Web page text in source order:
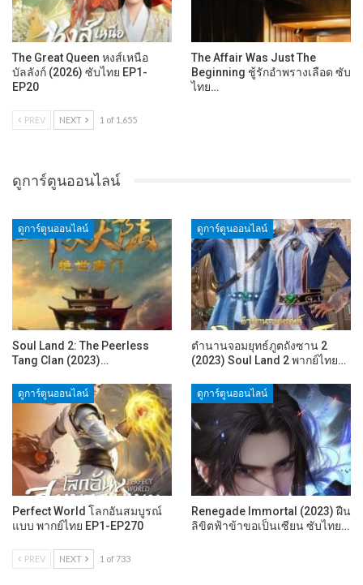
The Great Queen หงส์เหนือ
บัลลังก์ (2026) ซับไทย EP1-
EP20
The Affair Was Just The
Beginning ชู้รักอำพรางเลือด ซับ
ไทย…
PREV NEXT 1 of 1,655
ดูการ์ตูนออนไลน์
ดูการ์ตูนออนไลน์
Soul Land 2: The Peerless
Tang Clan (2023)…
ดูการ์ตูนออนไลน์
ตำนานจอมยุทธ์ภูตถังซาน 2
(2023) Soul Land 2 พากย์ไทย…
ดูการ์ตูนออนไลน์
Perfect World โลกอันสมบูรณ์
แบบ พากย์ไทย EP1-EP270
ดูการ์ตูนออนไลน์
Renegade Immortal (2023) ฝืน
ลิขิตฟ้าข้าขอเป็นเซียน ซับไทย…
PREV NEXT 1 of 733